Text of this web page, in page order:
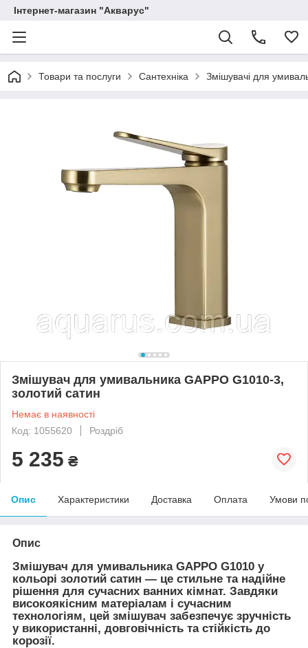
Інтернет-магазин "Акварус"
Товари та послуги Сантехніка Змішувачі для
Змішувач для умивальника GAPPO G1010-3,
золотий сатин
Немає в наявності
Код: 1055620
Роздріб
5 235 ₴
Опис Характеристики Доставка Оплата Умови
Опис
Змішувач для умивальника GAPPO G1010 у
кольорі золотий сатин — це стильне та надійне
рішення для сучасних ванних кімнат. Завдяки
високоякісним матеріалам і сучасним
технологіям, цей змішувач забезпечує зручність
у використанні, довговічність та стійкість до
корозії.